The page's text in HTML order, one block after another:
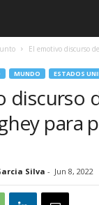
El emotivo discurso
MUNDO ESTADOS
discurso
para
Silva - Jun 8, 2022